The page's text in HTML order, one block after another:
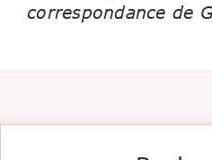
correspondance de